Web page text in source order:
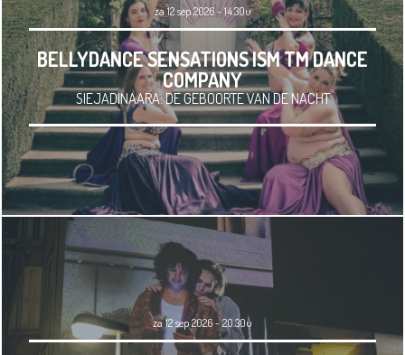
za 12 sep 2026 - 14.30u
BELLYDANCE SENSATIONS ISM TM DANCE
COMPANY
SIEJADINAARA: DE GEBOORTE VAN DE NACHT
za 12 sep 2026 - 20.30u